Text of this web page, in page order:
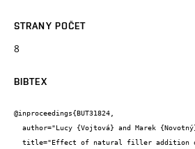
STRANY POČET
8
BIBTEX
@inproceedings{BUT31824,